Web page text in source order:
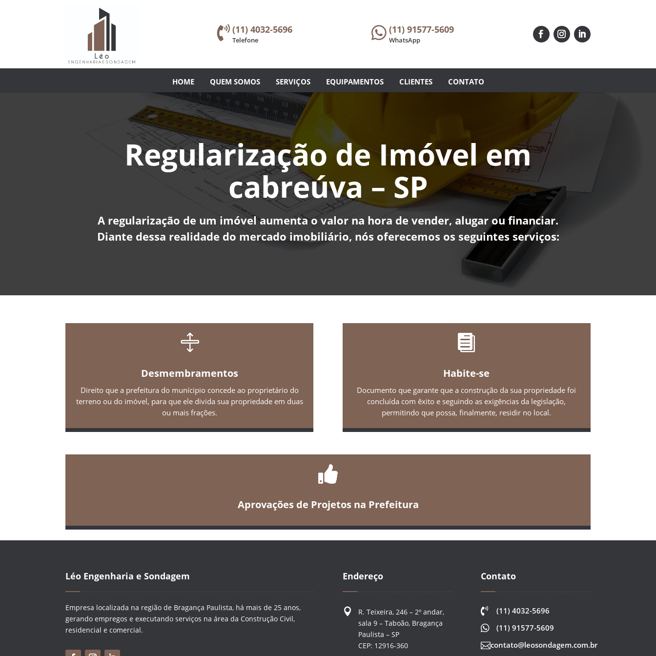
 (11) 4032-5696
Telefone  (11) 91577-5609
WhatsApp
HOME QUEM SOMOS SERVIÇOS EQUIPAMENTOS CLIENTES CONTATO
Regularização de Imóvel em
cabreúva – SP
A regularização de um imóvel aumenta o valor na hora de vender, alugar ou financiar.
Diante dessa realidade do mercado imobiliário, nós oferecemos os seguintes serviços:

Desmembramentos
Direito que a prefeitura do munícipio concede ao proprietário do
terreno ou do imóvel, para que ele divida sua propriedade em duas
ou mais frações.

Habite-se
Documento que garante que a construção da sua propriedade foi
concluída com êxito e seguindo as exigências da legislação,
permitindo que possa, finalmente, residir no local.

Aprovações de Projetos na Prefeitura
Léo Engenharia e Sondagem
Empresa localizada na região de Bragança Paulista, há mais de 25 anos,
gerando empregos e executando serviços na área da Construção Civil,
residencial e comercial.
Endereço

R. Teixeira, 246 – 2º andar,
sala 9 – Taboão, Bragança
Paulista – SP
CEP: 12916-360
Contato
 (11) 4032-5696

(11) 91577-5609
contato@leosondagem.com.br